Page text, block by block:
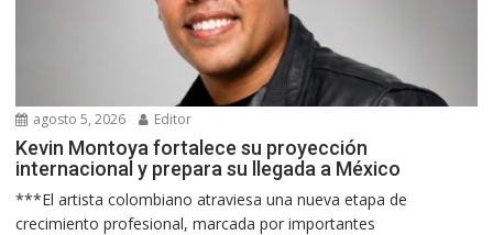
agosto 5, 2026 Editor
Kevin Montoya fortalece su proyección
internacional y prepara su llegada a México
***El artista colombiano atraviesa una nueva etapa de
crecimiento profesional, marcada por importantes